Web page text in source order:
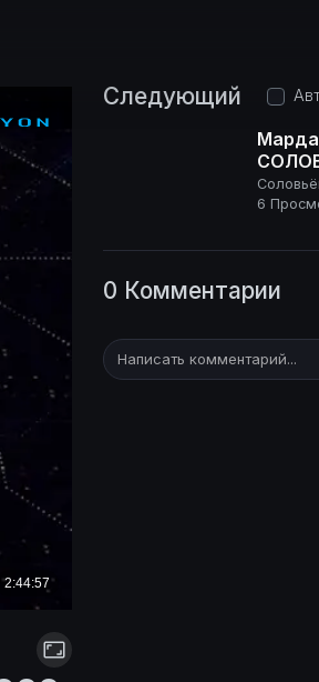
Следующий
6
0 Комментарии